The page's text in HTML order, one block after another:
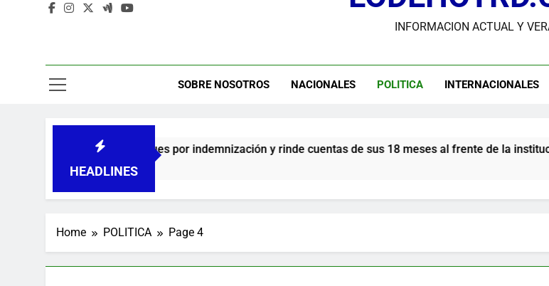
Administrador del INAVI encabeza acto de
USGS confirma epicentro de
INFORMACION ACTUAL Y
SOBRE NOSOTROS NACIONALES POLITICA INTERNACIONALES
HEADLINES
cheques por indemnización y rinde cuentas de sus 18 meses al frente de la institución de servicios y
Home POLITICA Page 4